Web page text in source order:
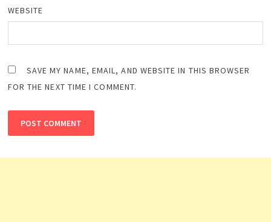
WEBSITE
SAVE MY NAME, EMAIL, AND WEBSITE IN THIS BROWSER
FOR THE NEXT TIME I COMMENT.